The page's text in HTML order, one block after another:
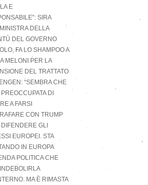
E
SIRA
DELLA
DEL GOVERNO
FA LO SHAMPOO A
MELONI PER LA
DEL TRATTATO
“SEMBRA CHE
DI
A FARSI
CON TRUMP
GLI
EUROPEI. STA
IN EUROPA
POLITICA CHE
MA È RIMASTA